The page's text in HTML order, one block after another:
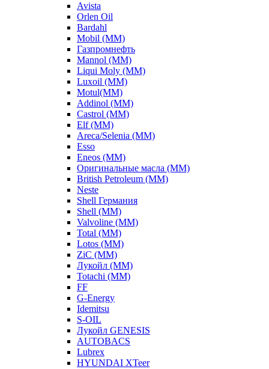
Avista
Orlen Oil
Bardahl
Mobil (ММ)
Газпромнефть
Mannol (ММ)
Liqui Moly (ММ)
Luxoil (ММ)
Motul(ММ)
Addinol (ММ)
Castrol (ММ)
Elf (ММ)
Areca/Selenia (ММ)
Esso
Eneos (ММ)
Оригинальные масла (ММ)
British Petroleum (ММ)
Neste
Shell Германия
Shell (ММ)
Valvoline (ММ)
Total (ММ)
Lotos (ММ)
ZiC (ММ)
Лукойл (ММ)
Totachi (MM)
FF
G-Energy
Idemitsu
S-OIL
Лукойл GENESIS
AUTOBACS
Lubrex
HYUNDAI XTeer